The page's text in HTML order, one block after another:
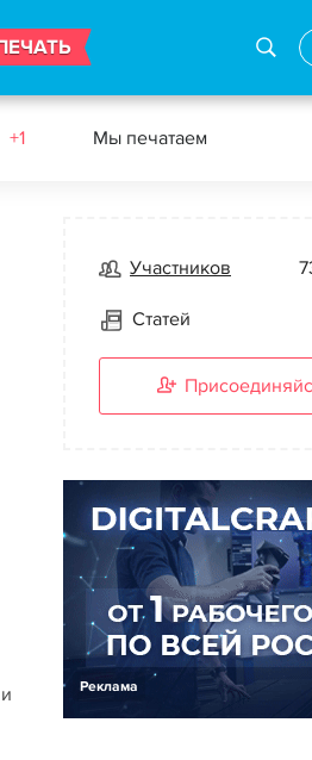
+1 Мы печатаем
Участников
Статей
Реклама